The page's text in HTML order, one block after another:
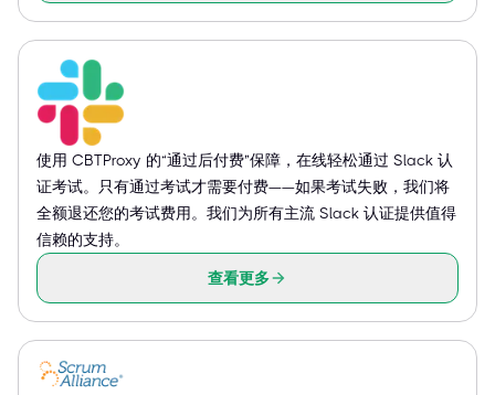
使用 CBTProxy 的“通过后付费”保障，在线轻松通过 Slack 认
证考试。只有通过考试才需要付费——如果考试失败，我们将
全额退还您的考试费用。我们为所有主流 Slack 认证提供值得
信赖的支持。
查看更多